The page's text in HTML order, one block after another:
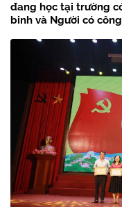
đang học tại trường
binh và Người có